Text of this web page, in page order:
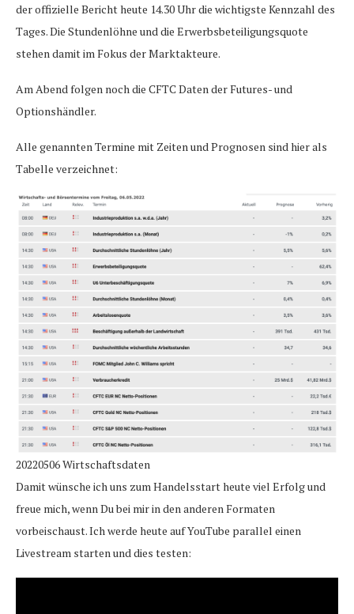
der offizielle Bericht heute 14.30 Uhr die wichtigste Kennzahl des
Tages. Die Stundenlöhne und die Erwerbsbeteiligungsquote
stehen damit im Fokus der Marktakteure.
Am Abend folgen noch die CFTC Daten der Futures- und
Optionshändler.
Alle genannten Termine mit Zeiten und Prognosen sind hier als
Tabelle verzeichnet:
20220506 Wirtschaftsdaten
Damit wünsche ich uns zum Handelsstart heute viel Erfolg und
freue mich, wenn Du bei mir in den anderen Formaten
vorbeischaust. Ich werde heute auf YouTube parallel einen
Livestream starten und dies testen: